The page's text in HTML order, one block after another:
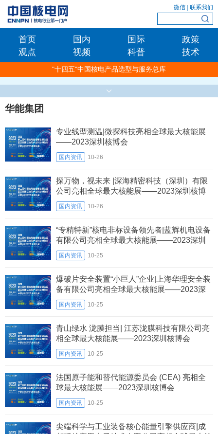
微信 联系我们
首页 国内 国际
政策
观点
视频 科普 技术
"十四五"中国核电产品选型与服务总库
华能集团
专业线型测温|微探科技亮相全球最大核能展
——2023深圳核博会
国内资讯 10-26
探万物，视未来 |深海精密科技（深圳）有限
公司亮相全球最大核能展——2023深圳核博
会
国内资讯 10-26
“专精特新”核电非标设备领先者|蓝辉机电设备
有限公司亮相全球最大核能展——2023深圳
核博会
国内资讯 10-25
爆破片安全装置“小巨人”企业|上海华理安全装
备有限公司亮相全球最大核能展——2023深
圳核博会
国内资讯 10-25
青山绿水 泷膜担当| 江苏泷膜科技有限公司亮
相全球最大核能展——2023深圳核博会
国内资讯 10-25
法国原子能和替代能源委员会 (CEA) 亮相全
球最大核能展——2023深圳核博会
国内资讯 10-25
尖端科学与工业装备核心能量引擎供应商|成